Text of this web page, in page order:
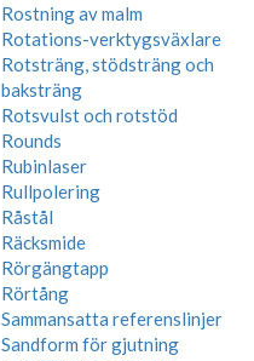
Rostning av malm
Rotations-verktygsväxlare
Rotsträng, stödsträng och
baksträng
Rotsvulst och rotstöd
Rounds
Rubinlaser
Rullpolering
Råstål
Räcksmide
Rörgängtapp
Rörtång
Sammansatta referenslinjer
Sandform för gjutning